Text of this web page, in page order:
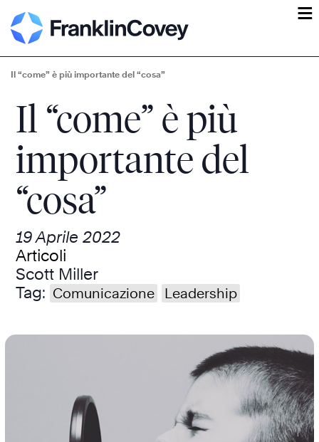
ĕ
Il “come” è più importante del “cosa”
Il “come” è più
importante del
“cosa”
19 Aprile 2022
Articoli
Scott Miller
Tag: Comunicazione Leadership